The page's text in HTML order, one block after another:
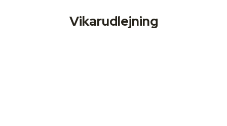
Vikarudlejning